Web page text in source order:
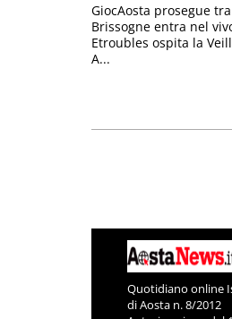
GiocAosta prosegue
Brissogne entra nel
Etroubles ospita la
A...
Quotidiano online
di Aosta n. 8/2012